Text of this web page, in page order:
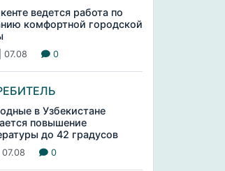
ведется работа по
комфортной городской
07.08 0
в Узбекистане
повышение
до 42 градусов
0